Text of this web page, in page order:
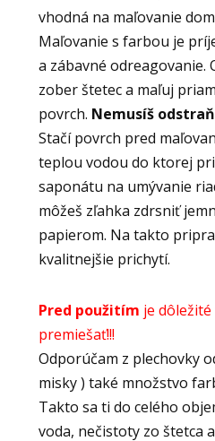
vhodná na maľovanie
Maľovanie s farbou je
a zábavné odreagovanie.
zober štetec a maľuj
povrch. Nemusíš
Stačí povrch pred
teplou vodou do ktorej
saponátu na umývanie
môžeš zľahka zdrsniť
papierom. Na takto
kvalitnejšie prichytí.
Pred použitím je
premiešať!!!
Odporúčam z plechovky
misky ) také množstvo
Takto sa ti do celého
voda, nečistoty zo štetca